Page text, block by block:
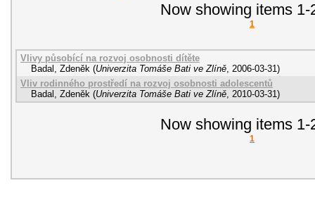
Now showing items 1-
1
Vlivy působící na rozvoj osobnosti dítěte
Badal, Zdeněk (Univerzita Tomáše Bati ve Zlíně 2006-03-31 )
Vliv rodinného prostředí na rozvoj osobnosti adolescentů
Badal, Zdeněk (Univerzita Tomáše Bati ve Zlíně 2010-03-31 )
Now showing items 1-
1